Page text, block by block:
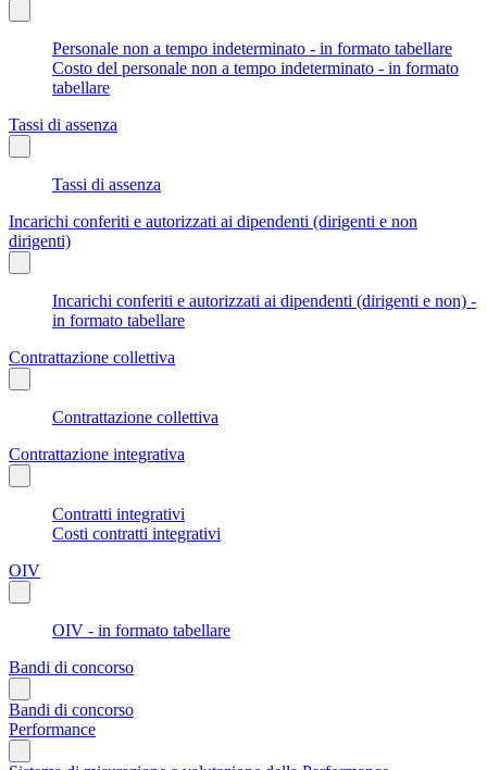
Personale non a tempo indeterminato - in formato tabellare
Costo del personale non a tempo indeterminato - in formato
tabellare
Tassi di assenza
Tassi di assenza
Incarichi conferiti e autorizzati ai dipendenti (dirigenti e non
dirigenti)
Incarichi conferiti e autorizzati ai dipendenti (dirigenti e non) -
in formato tabellare
Contrattazione collettiva
Contrattazione collettiva
Contrattazione integrativa
Contratti integrativi
Costi contratti integrativi
OIV
OIV - in formato tabellare
Bandi di concorso
Bandi di concorso
Performance